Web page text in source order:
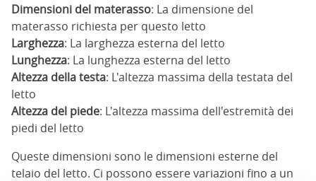
Dimensioni del materasso: La dimensione del
materasso richiesta per questo letto
Larghezza: La larghezza esterna del letto
Lunghezza: La lunghezza esterna del letto
Altezza della testa: L'altezza massima della testata del
letto
Altezza del piede: L'altezza massima dell'estremità dei
piedi del letto
Queste dimensioni sono le dimensioni esterne del
telaio del letto. Ci possono essere variazioni fino a un